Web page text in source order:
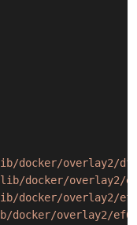
docker/overlay2/
docker/overlay2/
docker/overlay2/
overlay2/